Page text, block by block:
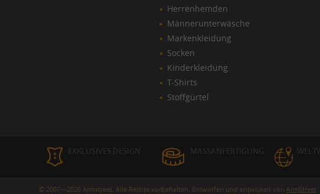
Herrenhemden
Männerunterwäsche
Markenkleidung
Socken
Kinderkleidung
T-Shirts
Stoffgürtel
© 2007—2026 Armstreet. Alle Rechte vorbehalten. Entworfen und entwickelt von ArmStreet